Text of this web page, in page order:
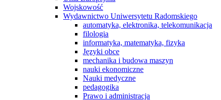
Wojskowość
Wydawnictwo Uniwersytetu Radomskiego
automatyka, elektronika, telekomunikacja
filologia
informatyka, matematyka, fizyka
Języki obce
mechanika i budowa maszyn
nauki ekonomiczne
Nauki medyczne
pedagogika
Prawo i administracja